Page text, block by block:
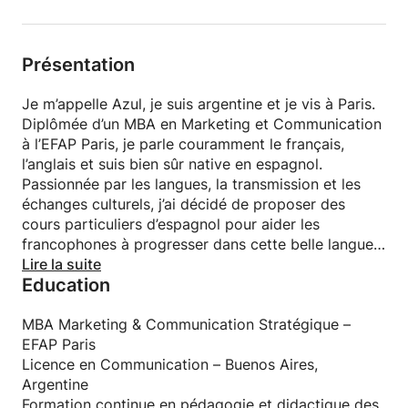
Présentation
Je m’appelle Azul, je suis argentine et je vis à Paris.
Diplômée d’un MBA en Marketing et Communication
à l’EFAP Paris, je parle couramment le français,
l’anglais et suis bien sûr native en espagnol.
Passionnée par les langues, la transmission et les
échanges culturels, j’ai décidé de proposer des
cours particuliers d’espagnol pour aider les
francophones à progresser dans cette belle langue
vivante, parlée dans plus de 20 pays !
dynamique et à l’écoute. J’adapte chaque cours aux
objectifs de mes élèves : conversation, grammaire,
vocabulaire, espagnol professionnel, préparation à
un voyage ou à un examen.
Lire la suite
Education
MBA Marketing & Communication Stratégique –
EFAP Paris
Licence en Communication – Buenos Aires,
Argentine
Formation continue en pédagogie et didactique des